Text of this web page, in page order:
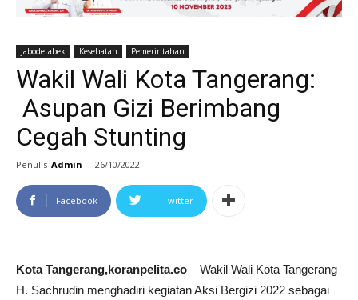
Jabodetabek Kesehatan Pemerintahan
Wakil Wali Kota Tangerang:
Asupan Gizi Berimbang
Cegah Stunting
Penulis Admin - 26/10/2022
Facebook Twitter
Kota Tangerang,koranpelita.co – Wakil Wali Kota Tangerang
H. Sachrudin menghadiri kegiatan Aksi Bergizi 2022 sebagai